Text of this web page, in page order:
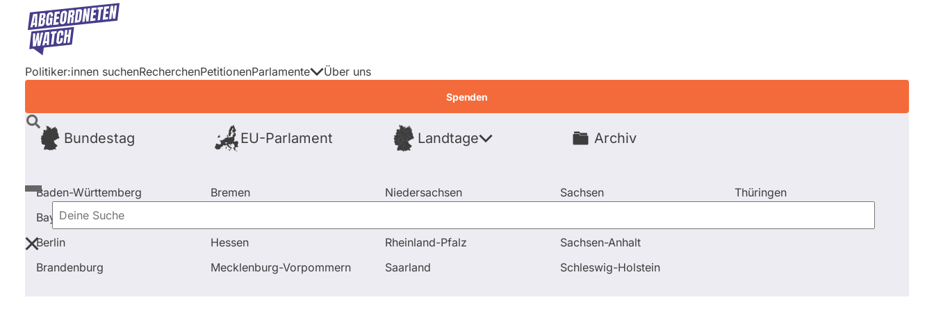
Direkt
Inhalt
Politiker:innen suchenRecherchenPetitionenParlamente
Bundestag EU-Parlament Landtage
Baden-Württemberg
Bayern
Berlin
Brandenburg
Bremen
Hessen
Mecklenburg-Vorpommern
Niedersachsen
Rheinland-Pfalz
Saarland
Sachsen
Sachsen-Anhalt
Schleswig-Holstein
Thüringen
Archiv
Über uns
Spenden
Deine
Suche
Startseite Frage stellen Mario Voigt Abstimmungen